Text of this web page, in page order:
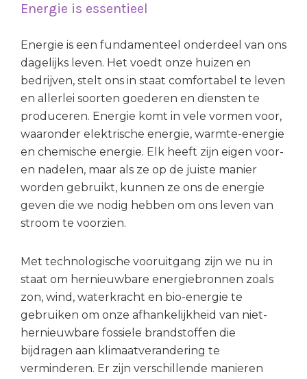
Energie is essentieel
Energie is een fundamenteel onderdeel van ons
dagelijks leven. Het voedt onze huizen en
bedrijven, stelt ons in staat comfortabel te leven
en allerlei soorten goederen en diensten te
produceren. Energie komt in vele vormen voor,
waaronder elektrische energie, warmte-energie
en chemische energie. Elk heeft zijn eigen voor-
en nadelen, maar als ze op de juiste manier
worden gebruikt, kunnen ze ons de energie
geven die we nodig hebben om ons leven van
stroom te voorzien.
Met technologische vooruitgang zijn we nu in
staat om hernieuwbare energiebronnen zoals
zon, wind, waterkracht en bio-energie te
gebruiken om onze afhankelijkheid van niet-
hernieuwbare fossiele brandstoffen die
bijdragen aan klimaatverandering te
verminderen. Er zijn verschillende manieren